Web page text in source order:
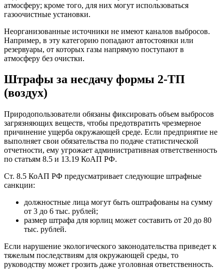
атмосферу; кроме того, для них могут использоваться
газоочистные установки.
Неорганизованные источники не имеют каналов выбросов.
Например, в эту категорию попадают автостоянки или
резервуары, от которых газы напрямую поступают в
атмосферу без очистки.
Штрафы за несдачу формы 2-ТП
(воздух)
Природопользователи обязаны фиксировать объем выбросов
загрязняющих веществ, чтобы предотвратить чрезмерное
причинение ущерба окружающей среде. Если предприятие не
выполняет свои обязательства по подаче статистической
отчетности, ему угрожает административная ответственность
по статьям 8.5 и 13.19 КоАП РФ.
Ст. 8.5 КоАП РФ предусматривает следующие штрафные
санкции:
должностные лица могут быть оштрафованы на сумму
от 3 до 6 тыс. рублей;
размер штрафа для юрлиц может составить от 20 до 80
тыс. рублей.
Если нарушение экологического законодательства приведет к
тяжелым последствиям для окружающей среды, то
руководству может грозить даже уголовная ответственность.